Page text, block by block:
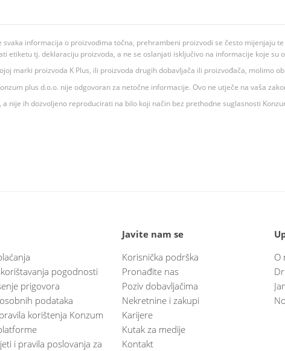
informacija o proizvodima točna, prehrambeni proizvodi se često mijenjaju
etiketu tj. deklaraciju proizvoda, a ne se oslanjati isključivo na informacije koje su
marki proizvoda K Plus, ili proizvoda drugih dobavljača ili proizvođača, molimo
plus d.o.o. nije odgovoran za netočne informacije. Ovo ne utječe na vaša
nije ih dozvoljeno reproducirati na bilo koji način bez prethodne suglasnosti
pogodnosti
prigovora
podataka
korištenja Konzum
i pravila poslovanja za
Javite nam se
Korisnička podrška
Pronađite nas
Poziv dobavljačima
Nekretnine i zakupi
Karijere
Kutak za medije
Kontakt
O